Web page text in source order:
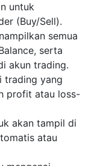
untuk
(Buy/Sell).
semua
serta
akun trading.
trading yang
profit atau loss-
akan tampil di
atau